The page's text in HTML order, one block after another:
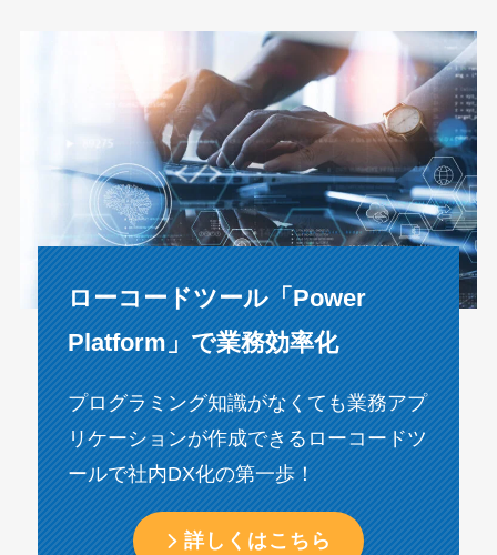
ローコードツール「Power
Platform」で業務効率化
プログラミング知識がなくても業務アプ
リケーションが作成できるローコードツ
ールで社内DX化の第一歩！
詳しくはこちら